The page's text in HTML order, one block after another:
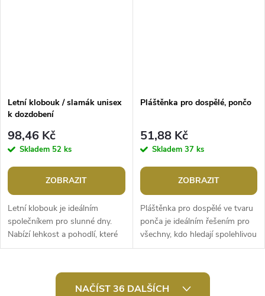
Letní klobouk / slamák unisex
k dozdobení
98,46 Kč
Skladem 52 ks
ZOBRAZIT
Letní klobouk je ideálním
společníkem pro slunné dny.
Nabízí lehkost a pohodlí, které
oceníte při každé příležitosti.
Pláštěnka pro dospělé, pončo
51,88 Kč
Skladem 37 ks
ZOBRAZIT
Pláštěnka pro dospělé ve tvaru
ponča je ideálním řešením pro
všechny, kdo hledají spolehlivou
ochranu před deštěm. Je
NAČÍST 36 DALŠÍCH